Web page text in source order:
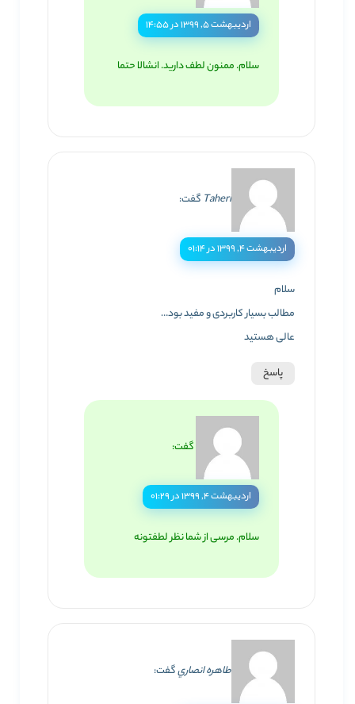
اردیبهشت ۵, ۱۳۹۹ در ۱۴:۵۵
سلام. ممنون لطف دارید. انشالا حتما
Taheri گفت:
اردیبهشت ۴, ۱۳۹۹ در ۰۱:۱۴
سلام
مطالب بسیار کاربردی و مفید بود…
عالی هستید
پاسخ
گفت:
اردیبهشت ۴, ۱۳۹۹ در ۰۱:۲۹
سلام. مرسی از شما نظر لطفتونه
طاهره انصاريگفت: